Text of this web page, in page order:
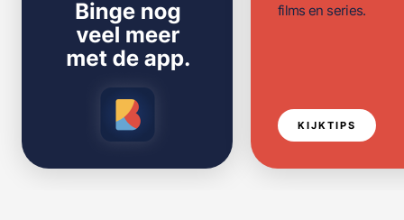
films en series.
KIJKTIPS